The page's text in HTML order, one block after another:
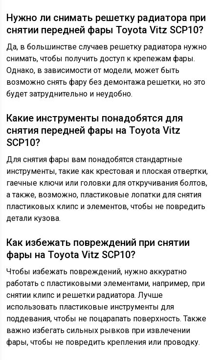
Нужно ли снимать решетку радиатора при
снятии передней фары Toyota Vitz SCP10?
Да, в большинстве случаев решетку радиатора нужно
снимать, чтобы получить доступ к крепежам фары.
Однако, в зависимости от модели, может быть
возможно снять фару без демонтажа решетки, но это
будет затруднительно и неудобно.
Какие инструменты понадобятся для
снятия передней фары на Toyota Vitz
SCP10?
Для снятия фары вам понадобятся стандартные
инструменты, такие как крестовая и плоская отвертки,
гаечные ключи или головки для откручивания болтов,
а также, возможно, пластиковые лопатки для снятия
пластиковых клипс и элементов, чтобы не повредить
детали кузова.
Как избежать повреждений при снятии
фары на Toyota Vitz SCP10?
Чтобы избежать повреждений, нужно аккуратно
работать с пластиковыми элементами, например, при
снятии клипс и решетки радиатора. Лучше
использовать пластиковые инструменты для
поддевания, чтобы не поцарапать поверхность. Также
важно избегать сильных рывков при извлечении
фары, чтобы не повредить крепления или проводку.